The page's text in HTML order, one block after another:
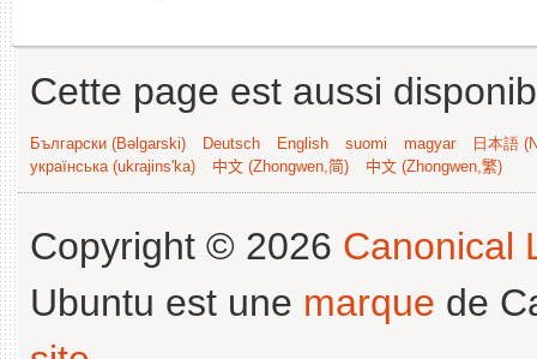
Cette page est aussi
Български (Bəlgarski) Deutsch English suomi magyar
日本語
українська (ukrajins'ka)
中文 (Zhongwen,简) 中文 (Zhongwen,繁)
Copyright © 2026 Canonical
Ubuntu est une marque de